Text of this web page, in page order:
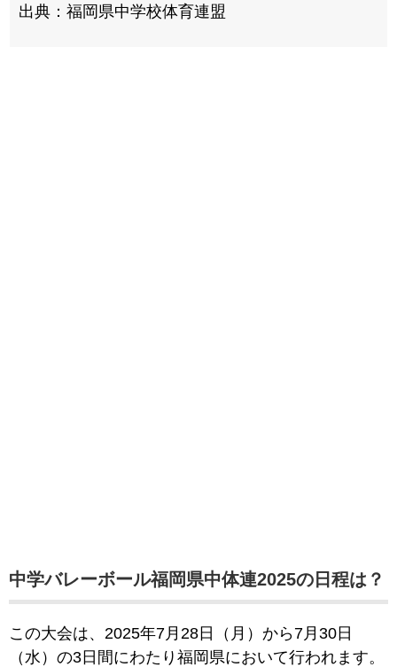
出典：福岡県中学校体育連盟
中学バレーボール福岡県中体連2025の日程は？
この大会は、2025年7月28日（月）から7月30日
（水）の3日間にわたり福岡県において行われます。